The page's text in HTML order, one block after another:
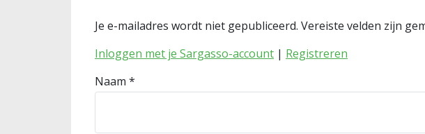
Je e-mailadres wordt niet gepubliceerd. Vereiste velden zijn
Inloggen met je Sargasso-account | Registreren
Naam *